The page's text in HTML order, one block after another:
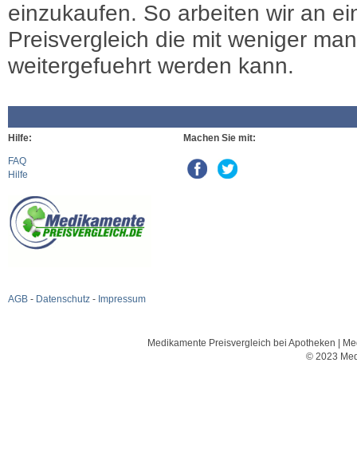
einzukaufen. So arbeiten wir an
Preisvergleich die mit weniger
weitergefuehrt werden kann.
Hilfe:
FAQ
Hilfe
AGB - Datenschutz - Impressum
Machen Sie mit:
Medikamente Preisvergleich bei Apotheken |
© 2023